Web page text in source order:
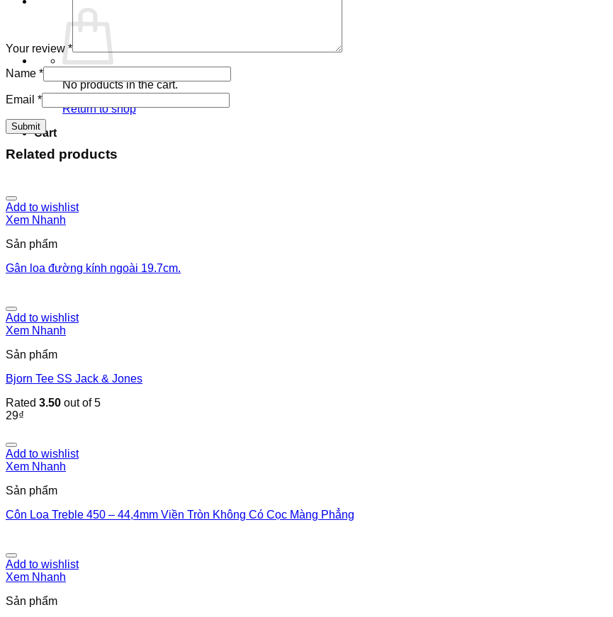
No products in the cart.
Return to shop
Cart
Your review *
Name *
Email *
Related products
Add to wishlist
Xem Nhanh
Sản phẩm
Gân loa đường kính ngoài 19.7cm.
Add to wishlist
Xem Nhanh
Sản phẩm
Bjorn Tee SS Jack & Jones
Rated 3.50 out of 5
29₫
Add to wishlist
Xem Nhanh
Sản phẩm
Côn Loa Treble 450 – 44,4mm Viền Tròn Không Có Cọc Màng Phẳng
Add to wishlist
Xem Nhanh
Sản phẩm